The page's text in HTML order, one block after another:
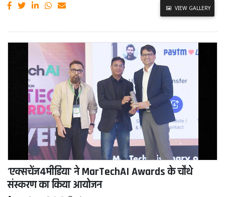
VIEW GALLERY
'एक्सचेंज4मीडिया' ने MarTechAI Awards के चौथे
संस्करण का किया आयोजन